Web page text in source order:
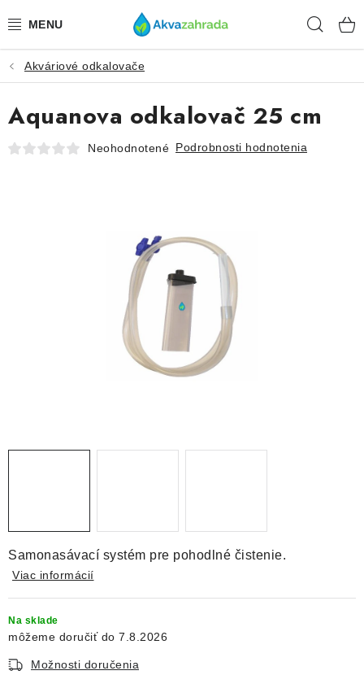
na
TECHNIKA
HNOJIVÁ
VODA
KRMIVÁ A VITAMÍNY
ŽIVOČÍCHY
Moja objednávka
Akváriové odkalovače
Samonasávací systém pre pohodlné čistenie.
Viac informácií
Na sklade
7.8.2026
Možnosti doručenia
Aquanova odkalovač 25 cm
Neohodnotené Podrobnosti hodnotenia